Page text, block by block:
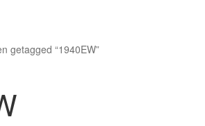
getagged “1940EW”